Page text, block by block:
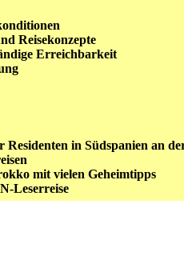
Reisekonzepte
Erreichbarkeit
Residenten in Südspanien an
mit vielen Geheimtipps
Leserreise